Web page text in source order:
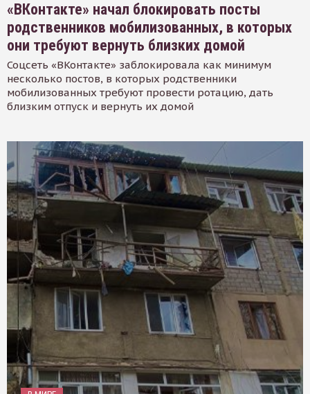
«ВКонтакте» начал блокировать посты
родственников мобилизованных, в которых
они требуют вернуть близких домой
Соцсеть «ВКонтакте» заблокировала как минимум
несколько постов, в которых родственники
мобилизованных требуют провести ротацию, дать
близким отпуск и вернуть их домой